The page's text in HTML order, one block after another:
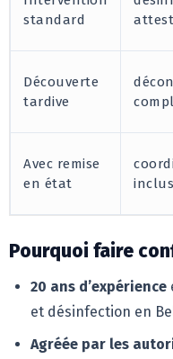
standard
Découverte
tardive
Avec remise
en état
Pourquoi faire
20 ans d’expérience
et désinfection en
Agréée par les